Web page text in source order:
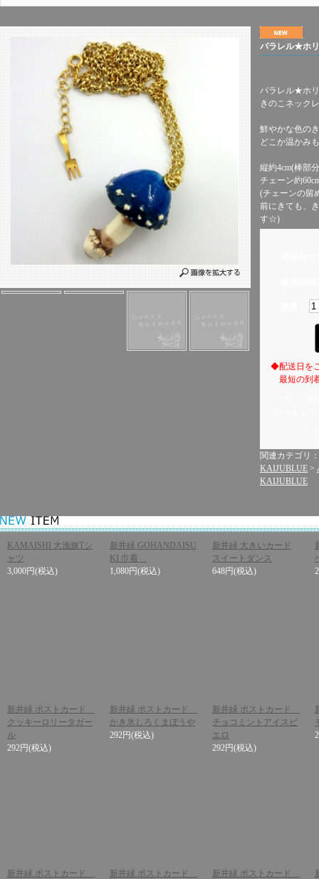
パラレル★ホ
パラレル★ホ
きのこネック
鮮やかな色の
どこか温かみ
縦約4cm(棒部
チェーン約
(チェーンの留
前にきても、
す☆)
◆配送日を
最短の到
関連カテゴリ：
KAIJUBLUE >
KAIJUBLUE
KAMAISHI 大漁旗Tシ
ャツ
3,000円(税込)
新井緑 GOHANDAISU
KI 巾着
1,080円(税込)
新井緑 大きいカード
スイートダンス
648円(税込)
新井緑 ポストカード
クッキーロリータガー
ル
292円(税込)
新井緑 ポストカード
かき氷しろくまぼうや
292円(税込)
新井緑 ポストカード
チョコミントアイスピ
エロ
292円(税込)
新井緑 ポストカード
新井緑 ポストカード
新井緑 ポストカード